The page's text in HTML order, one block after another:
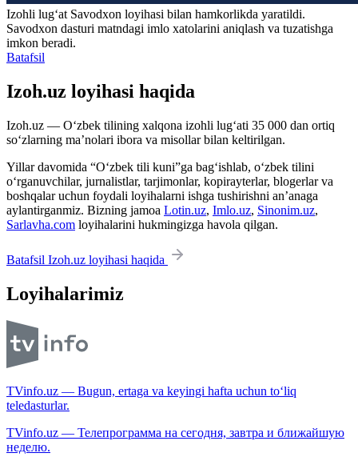
Izohli lugʻat Savodxon loyihasi bilan hamkorlikda yaratildi.
Savodxon dasturi matndagi imlo xatolarini aniqlash va tuzatishga
imkon beradi.
Batafsil
Izoh.uz loyihasi haqida
Izoh.uz — O‘zbek tilining xalqona izohli lug‘ati 35 000 dan ortiq
so‘zlarning ma’nolari ibora va misollar bilan keltirilgan.
Yillar davomida “O‘zbek tili kuni”ga bag‘ishlab, o‘zbek tilini
o‘rganuvchilar, jurnalistlar, tarjimonlar, kopirayterlar, blogerlar va
boshqalar uchun foydali loyihalarni ishga tushirishni an’anaga
aylantirganmiz. Bizning jamoa Lotin.uz, Imlo.uz, Sinonim.uz,
Sarlavha.com loyihalarini hukmingizga havola qilgan.
Batafsil Izoh.uz loyihasi haqida
Loyihalarimiz
TVinfo.uz — Bugun, ertaga va keyingi hafta uchun to‘liq
teledasturlar.
TVinfo.uz — Телепрограмма на сегодня, завтра и ближайшую
неделю.